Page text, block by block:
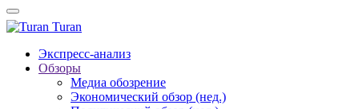
Turan
Экспресс-анализ
Обзоры
Медиа обозрение
Экономический обзор (нед.)